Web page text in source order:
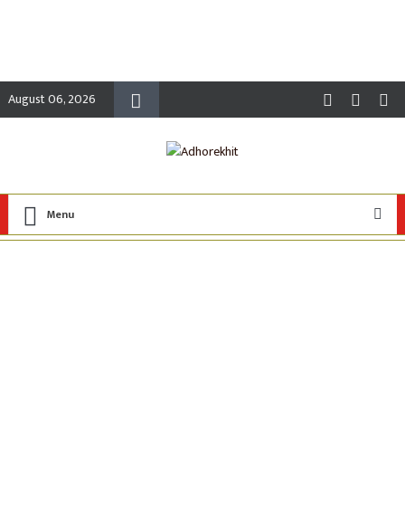
August 06, 2026
Menu